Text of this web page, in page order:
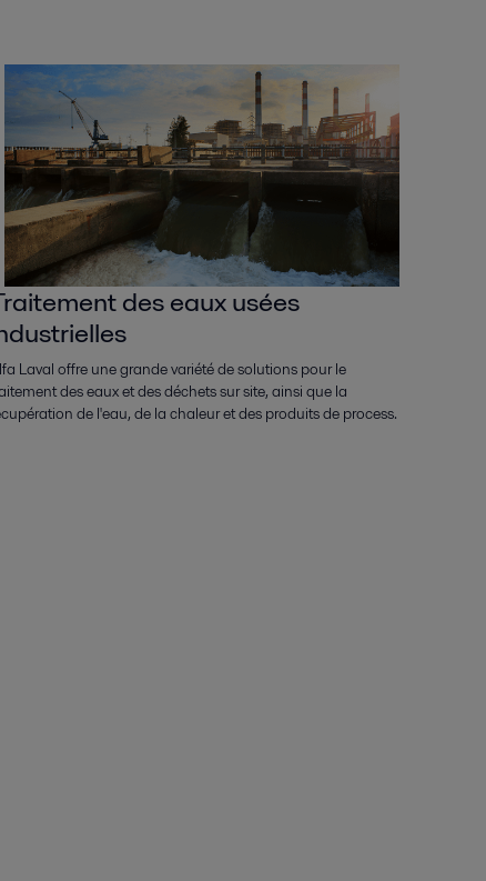
des eaux usées
Laval offre une grande variété de solutions pour le
des eaux et des déchets sur site, ainsi que la
de l'eau, de la chaleur et des produits de process.